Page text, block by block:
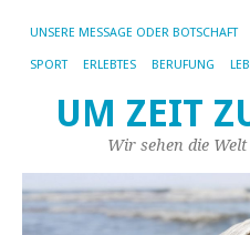
UNSERE MESSAGE ODER BOTSCHAFT
SPORT ERLEBTES BERUFUNG
UM ZEIT
Wir sehen die